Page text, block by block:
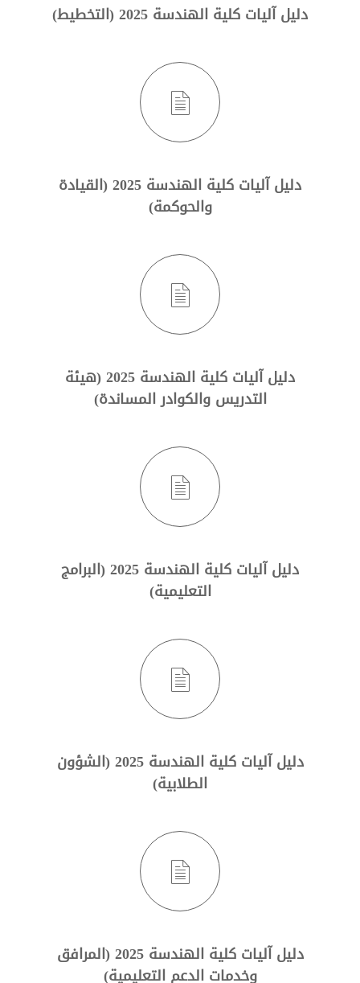
دليل آليات كلية الهندسة 2025 (التخطيط)
دليل آليات كلية الهندسة 2025 (القيادة
والحوكمة)
دليل آليات كلية الهندسة 2025 (هيئة
التدريس والكوادر المساندة)
دليل آليات كلية الهندسة 2025 (البرامج
التعليمية)
دليل آليات كلية الهندسة 2025 (الشؤون
الطلابية)
دليل آليات كلية الهندسة 2025 (المرافق
وخدمات الدعم التعليمية)